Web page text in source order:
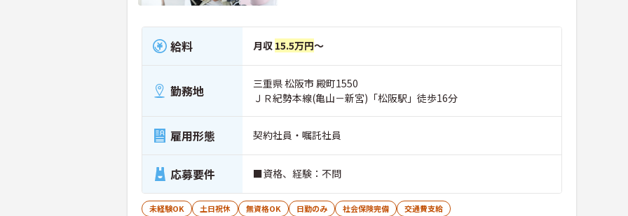
給料 月収 15.5万円～
勤務地
三重県 松阪市 殿町1550
ＪＲ紀勢本線(亀山－新宮)「松阪駅」徒歩16分
雇用形態 契約社員・嘱託社員
応募要件 ■資格、経験：不問
未経験OK 土日祝休 無資格OK 日勤のみ 社会保険完備 交通費支給